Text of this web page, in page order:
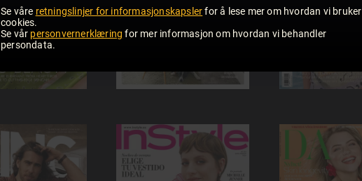
Se våre retningslinjer for informasjonskapslerfor å lese mer om hvordan vi bruker
cookies.
Se vår personvernerklæring for mer informasjon om hvordan vi behandler
persondata.